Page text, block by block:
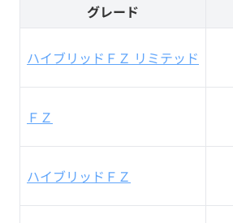
グレード
ハイブリッドＦＺ リミテッド
ＦＺ
ハイブリッドＦＺ